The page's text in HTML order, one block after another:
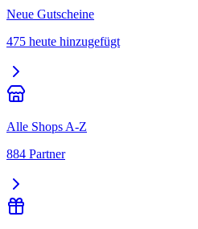
Neue Gutscheine
475 heute hinzugefügt
Alle Shops A-Z
884 Partner